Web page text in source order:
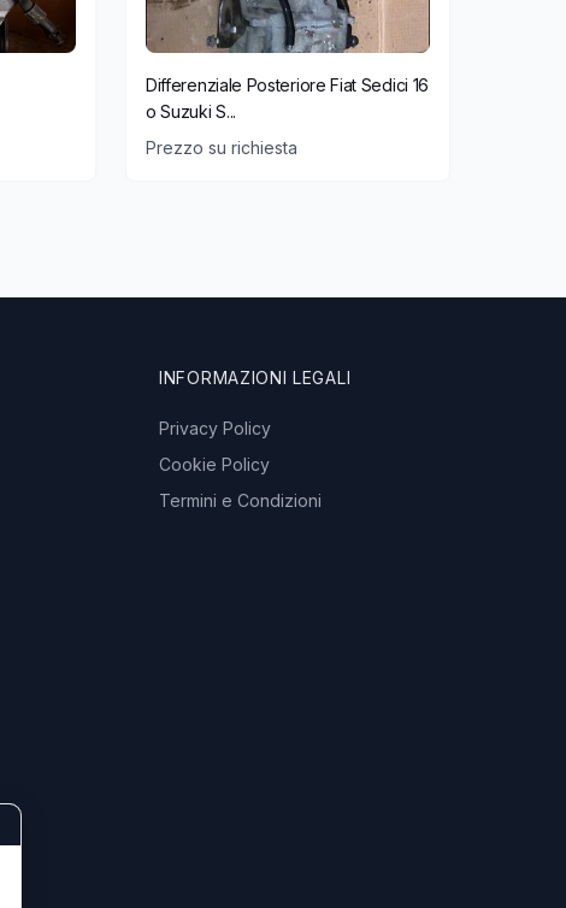
Differenziale Posteriore Fiat Sedici 16
o Suzuki S...
Prezzo su richiesta
INFORMAZIONI LEGALI
Privacy Policy
Cookie Policy
Termini e Condizioni